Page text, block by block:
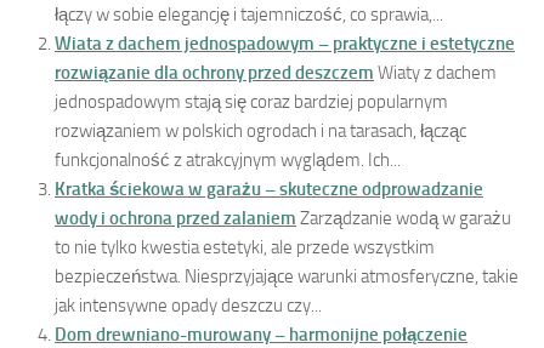
łączy w sobie elegancję i tajemniczość, co sprawia,...
Wiata z dachem jednospadowym – praktyczne i estetyczne
rozwiązanie dla ochrony przed deszczem Wiaty z dachem
jednospadowym stają się coraz bardziej popularnym
rozwiązaniem w polskich ogrodach i na tarasach, łącząc
funkcjonalność z atrakcyjnym wyglądem. Ich...
Kratka ściekowa w garażu – skuteczne odprowadzanie
wody i ochrona przed zalaniem Zarządzanie wodą w garażu
to nie tylko kwestia estetyki, ale przede wszystkim
bezpieczeństwa. Niesprzyjające warunki atmosferyczne, takie
jak intensywne opady deszczu czy...
Dom drewniano-murowany – harmonijne połączenie